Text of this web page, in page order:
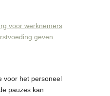
voor werknemers
geven
voor het personeel
pauzes kan